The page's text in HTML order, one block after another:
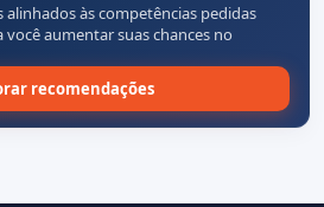
às competências pedidas
aumentar suas chances no
recomendações